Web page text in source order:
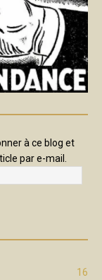
à ce blog et
par e-mail.
16